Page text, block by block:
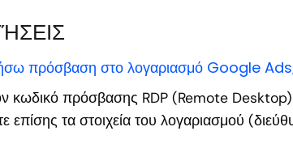
πρόσβαση στο λογαριασμό Google
κωδικό πρόσβασης RDP (Remote
επίσης τα στοιχεία του λογαριασμού